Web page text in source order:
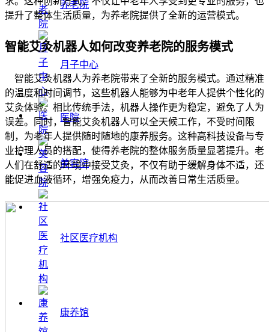
养老院
月子中心
医院
美容院
社区医疗机构
康养馆
提升了整体生活质量，为养老院提供了全新的运营模式。
智能艾灸机器人如何改变养老院的服务模式
智能艾灸机器人为养老院带来了全新的服务模式。通过精准
的温度和时间调节，这些机器人能够为中老年人提供个性化的
艾灸体验。相比传统手法，机器人操作更为稳定，避免了人为
误差。同时，智能艾灸机器人可以全天候工作，不受时间限
制，为老年人提供随时随地的康养服务。这种高科技设备与专
业护理人员的搭配，使得养老院的整体服务质量显著提升。老
人们在舒适的环境中接受艾灸，不仅有助于缓解身体不适，还
能促进血液循环，增强免疫力，从而改善日常生活质量。